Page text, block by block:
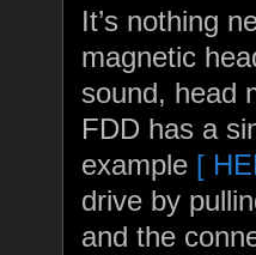
It’s nothing
magnetic
sound, head
FDD has a
example [
drive by
and the